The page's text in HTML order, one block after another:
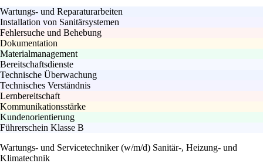
Wartungs- und Reparaturarbeiten
Installation von Sanitärsystemen
Fehlersuche und Behebung
Dokumentation
Materialmanagement
Bereitschaftsdienste
Technische Überwachung
Technisches Verständnis
Lernbereitschaft
Kommunikationsstärke
Kundenorientierung
Führerschein Klasse B
Wartungs- und Servicetechniker (w/m/d) Sanitär-, Heizung- und
Klimatechnik